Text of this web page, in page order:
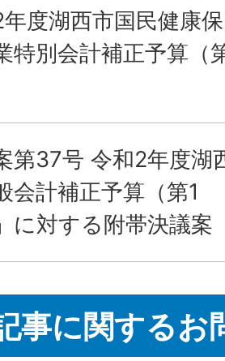
度湖西市国民健康保
特別会計補正予算（
第37号 令和2年度湖
会計補正予算（第1
に対する附帯決議案
事に関するお